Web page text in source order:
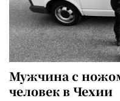
Мужчина с
человек в Чехии